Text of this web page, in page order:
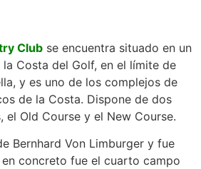
Club se encuentra situado en un
Costa del Golf, en el límite de
y es uno de los complejos de
de la Costa. Dispone de dos
el Old Course y el New Course.
Bernhard Von Limburger y fue
en concreto fue el cuarto campo